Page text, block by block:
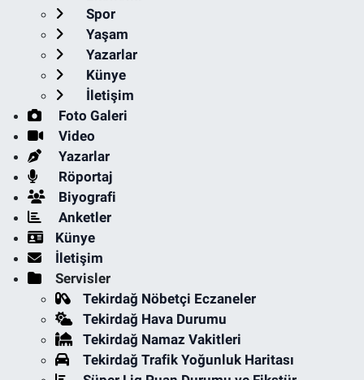
Spor
Yaşam
Yazarlar
Künye
İletişim
Foto Galeri
Video
Yazarlar
Röportaj
Biyografi
Anketler
Künye
İletişim
Servisler
Tekirdağ Nöbetçi Eczaneler
Tekirdağ Hava Durumu
Tekirdağ Namaz Vakitleri
Tekirdağ Trafik Yoğunluk Haritası